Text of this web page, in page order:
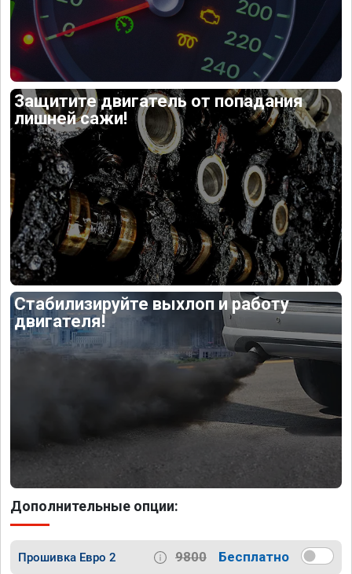
Защитите двигатель от попадания
лишней сажи!
Стабилизируйте выхлоп и работу
двигателя!
Дополнительные опции:
Прошивка Евро 2 9800 Бесплатно